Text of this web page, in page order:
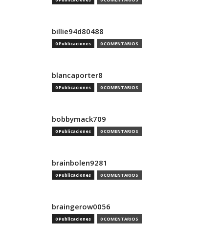
billie94d80488
0 Publicaciones 0 COMENTARIOS
blancaporter8
0 Publicaciones 0 COMENTARIOS
bobbymack709
0 Publicaciones 0 COMENTARIOS
brainbolen9281
0 Publicaciones 0 COMENTARIOS
braingerow0056
0 Publicaciones 0 COMENTARIOS